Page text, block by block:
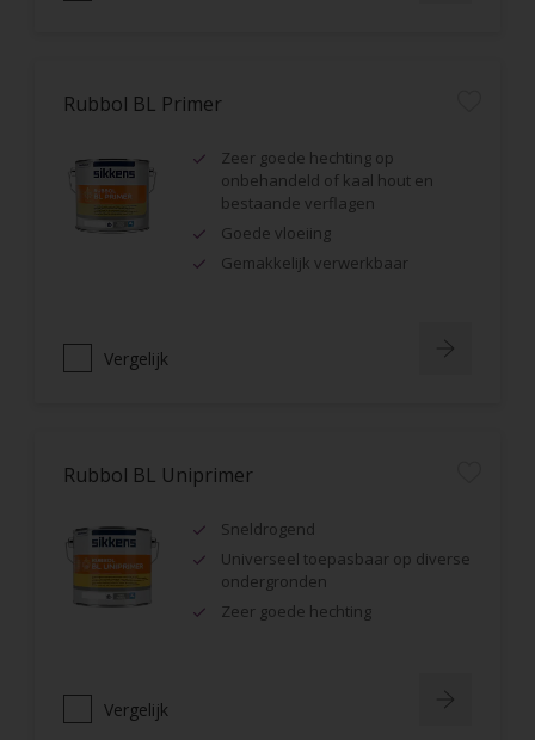
Rubbol BL Primer
Zeer goede hechting op
onbehandeld of kaal hout en
bestaande verflagen
Goede vloeiing
Gemakkelijk verwerkbaar
Vergelijk
Rubbol BL Uniprimer
Sneldrogend
Universeel toepasbaar op diverse
ondergronden
Zeer goede hechting
Vergelijk